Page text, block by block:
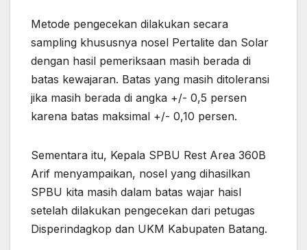
Metode pengecekan dilakukan secara
sampling khususnya nosel Pertalite dan Solar
dengan hasil pemeriksaan masih berada di
batas kewajaran. Batas yang masih ditoleransi
jika masih berada di angka +/- 0,5 persen
karena batas maksimal +/- 0,10 persen.
Sementara itu, Kepala SPBU Rest Area 360B
Arif menyampaikan, nosel yang dihasilkan
SPBU kita masih dalam batas wajar haisl
setelah dilakukan pengecekan dari petugas
Disperindagkop dan UKM Kabupaten Batang.